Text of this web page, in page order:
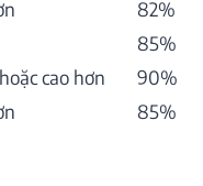
82%
85%
cao hơn
90%
85%